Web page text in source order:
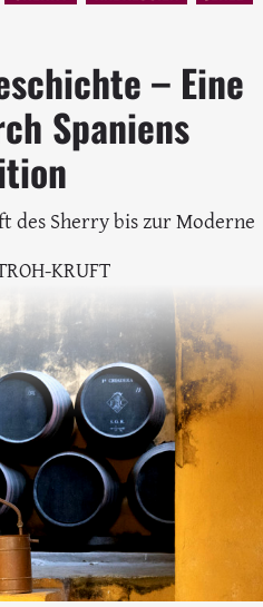
– Eine
Spaniens
des Sherry bis zur Moderne
KRUFT